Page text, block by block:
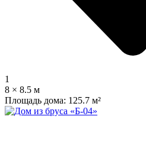
1
8 × 8.5 м
Площадь дома: 125.7 м²